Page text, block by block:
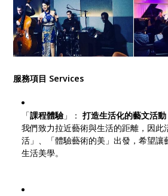
服務項目 Services
「課程體驗 」：打造生活化的藝文活動
我們致力拉近藝術與生活的距離，因此
活」、「體驗藝術的美」出發，希望讓
生活美學。